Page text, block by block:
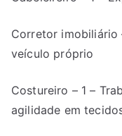
Corretor imobiliário
veículo próprio
Costureiro – 1 –
agilidade em